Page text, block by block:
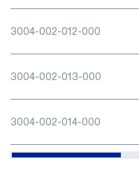
3004-002-012-000
3004-002-013-000
3004-002-014-000